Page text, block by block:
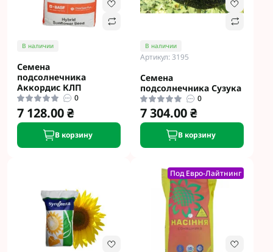
В наличии
Семена
подсолнечника
Аккордис КЛП
0
7 128.00 ₴
В корзину
В наличии
Артикул: 3195
Семена
подсолнечника Сузука
0
7 304.00 ₴
В корзину
Под Евро-Лайтнинг